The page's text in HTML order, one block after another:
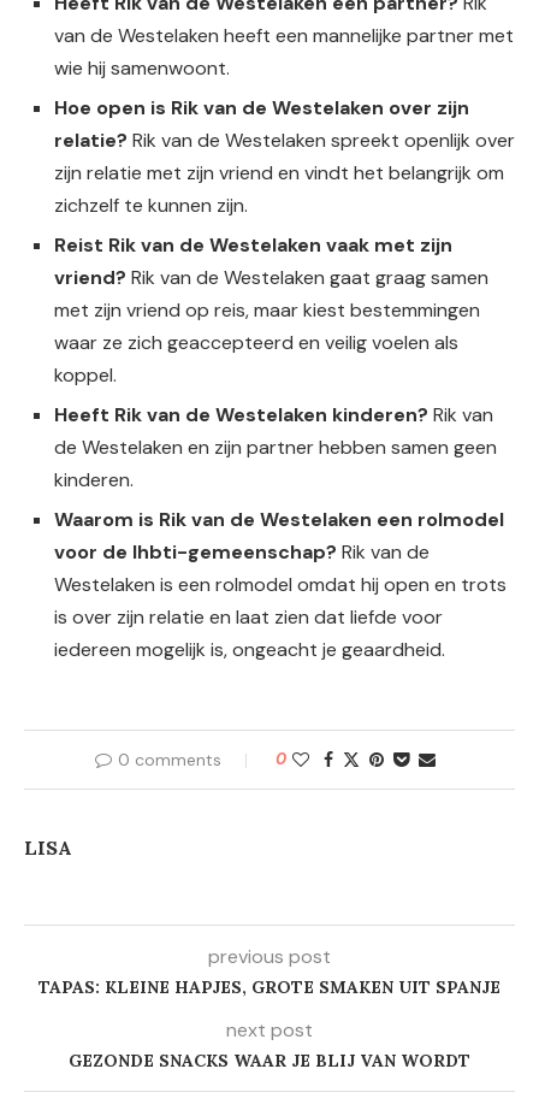
van de Westelaken heeft een mannelijke partner met
wie hij samenwoont.
Hoe open is Rik van de Westelaken over zijn
relatie? Rik van de Westelaken spreekt openlijk over
zijn relatie met zijn vriend en vindt het belangrijk om
zichzelf te kunnen zijn.
Reist Rik van de Westelaken vaak met zijn
vriend? Rik van de Westelaken gaat graag samen
met zijn vriend op reis, maar kiest bestemmingen
waar ze zich geaccepteerd en veilig voelen als
koppel.
Heeft Rik van de Westelaken kinderen? Rik van
de Westelaken en zijn partner hebben samen geen
kinderen.
Waarom is Rik van de Westelaken een rolmodel
voor de lhbti-gemeenschap? Rik van de
Westelaken is een rolmodel omdat hij open en trots
is over zijn relatie en laat zien dat liefde voor
iedereen mogelijk is, ongeacht je geaardheid.
0 comments 0
LISA
previous post
TAPAS: KLEINE HAPJES, GROTE SMAKEN UIT SPANJE
next post
GEZONDE SNACKS WAAR JE BLIJ VAN WORDT